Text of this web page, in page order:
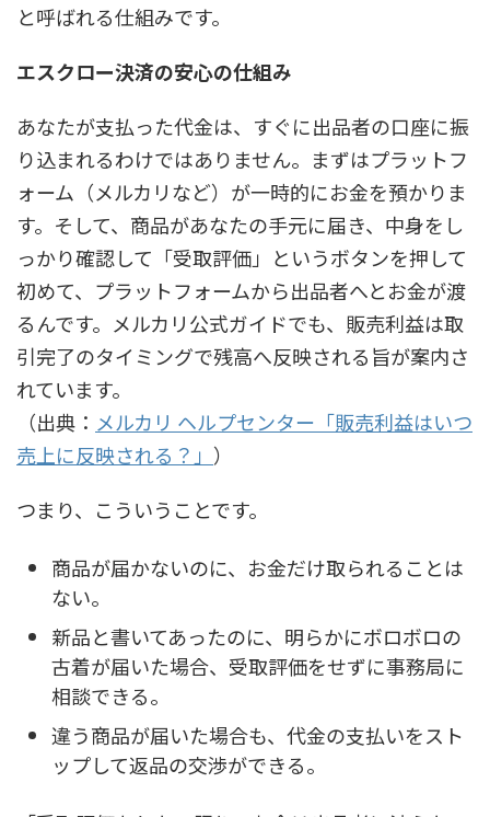
と呼ばれる仕組みです。
エスクロー決済の安心の仕組み
あなたが支払った代金は、すぐに出品者の口座に振
り込まれるわけではありません。まずはプラットフ
ォーム（メルカリなど）が一時的にお金を預かりま
す。そして、商品があなたの手元に届き、中身をし
っかり確認して「受取評価」というボタンを押して
初めて、プラットフォームから出品者へとお金が渡
るんです。メルカリ公式ガイドでも、販売利益は取
引完了のタイミングで残高へ反映される旨が案内さ
れています。
（出典： メルカリ ヘルプセンター「販売利益はいつ
売上に反映される？」 ）
つまり、こういうことです。
商品が届かないのに、お金だけ取られることは
ない。
新品と書いてあったのに、明らかにボロボロの
古着が届いた場合、受取評価をせずに事務局に
相談できる。
違う商品が届いた場合も、代金の支払いをスト
ップして返品の交渉ができる。